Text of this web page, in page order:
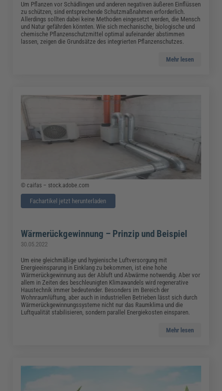
Um Pflanzen vor Schädlingen und anderen negativen äußeren Einflüssen
zu schützen, sind entsprechende Schutzmaßnahmen erforderlich.
Allerdings sollten dabei keine Methoden eingesetzt werden, die Mensch
und Natur gefährden könnten. Wie sich mechanische, biologische und
chemische Pflanzenschutzmittel optimal aufeinander abstimmen
lassen, zeigen die Grundsätze des integrierten Pflanzenschutzes.
Mehr lesen
© caifas – stock.adobe.com
Fachartikel jetzt herunterladen
Wärmerückgewinnung – Prinzip und Beispiel
30.05.2022
Um eine gleichmäßige und hygienische Luftversorgung mit
Energieeinsparung in Einklang zu bekommen, ist eine hohe
Wärmerückgewinnung aus der Abluft und Abwärme notwendig. Aber vor
allem in Zeiten des beschleunigten Klimawandels wird regenerative
Haustechnik immer bedeutender. Besonders im Bereich der
Wohnraumlüftung, aber auch in industriellen Betrieben lässt sich durch
Wärmerückgewinnungssysteme nicht nur das Raumklima und die
Luftqualität stabilisieren, sondern parallel Energiekosten einsparen.
Mehr lesen